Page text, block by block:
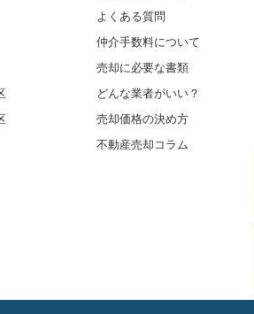
よくある質問
仲介手数料について
売却に必要な書類
どんな業者がいい？
売却価格の決め方
不動産売却コラム